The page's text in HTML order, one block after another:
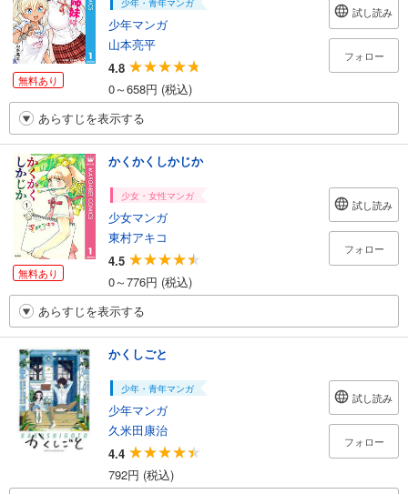
無料あり
少年・青年マンガ
少年マンガ
山本亮平
4.8
0～658円 (税込)
試し読み
フォロー
あらすじを表示する
無料あり
かくかくしかじか
少女・女性マンガ
少女マンガ
東村アキコ
4.5
0～776円 (税込)
試し読み
フォロー
あらすじを表示する
かくしごと
少年・青年マンガ
少年マンガ
久米田康治
4.4
792円 (税込)
試し読み
フォロー